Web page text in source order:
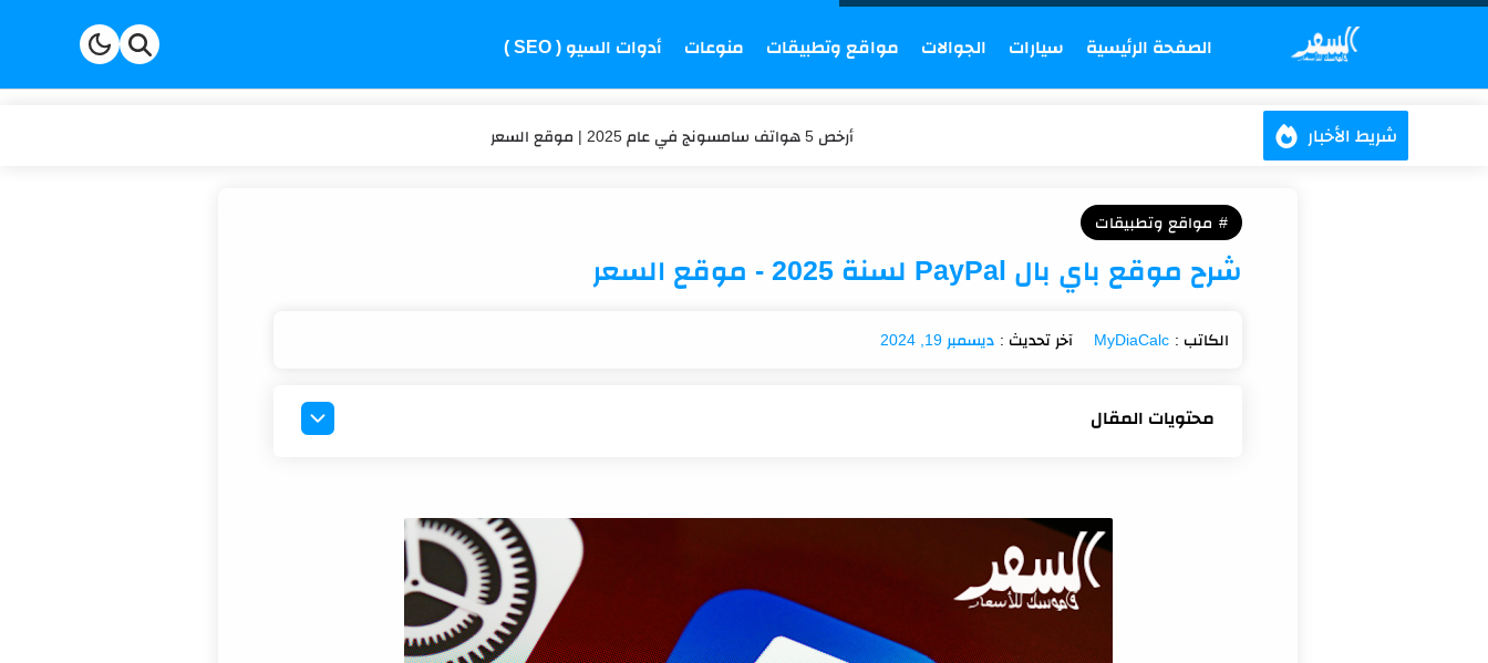
الصفحة الرئيسية سيارات الجوالات مواقع وتطبيقات منوعات أدوات السيو ( SEO )
شريط الأخبار أرخص 5 هواتف سامسونج في عام 2025 | موقع السعر
كم تكلفة شحن موبايلي في 2025؟ تعرف على أحدث الأسعار
مواقع وتطبيقات
شرح موقع باي بال PayPal لسنة 2025 - موقع السعر
ديسمبر 19, 2024
محتويات المقال
حدود السحب للحسابات الشخصية والتجارية
ما هي مميزات باي بال؟
ما هي عيوب باي بال؟
هل يعتبر باي بال من افضل وسائل الدفع؟